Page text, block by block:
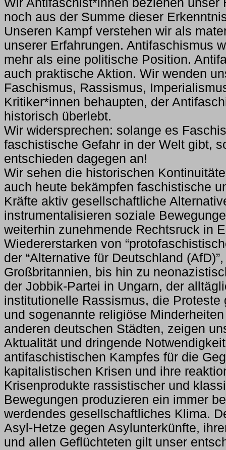
Wir Antifaschist*innen beziehen unser
noch aus der Summe dieser
Unseren Kampf verstehen wir als
unserer Erfahrungen. Antifaschismus
mehr als eine politische Position.
auch praktische Aktion. Wir wenden
Faschismus, Rassismus,
Kritiker*innen behaupten, der
historisch überlebt.
Wir widersprechen: solange es
faschistische Gefahr in der Welt gibt,
entschieden dagegen an!
Wir sehen die historischen
auch heute bekämpfen faschistische
Kräfte aktiv gesellschaftliche
instrumentalisieren soziale
weiterhin zunehmende Rechtsruck in
Wiedererstarken von
der “Alternative für Deutschland
Großbritannien, bis hin zu
der Jobbik-Partei in Ungarn, der
institutionelle Rassismus, die Proteste
und sogenannte religiöse
anderen deutschen Städten, zeigen
Aktualität und dringende
antifaschistischen Kampfes für die
kapitalistischen Krisen und ihre
Krisenprodukte rassistischer und
Bewegungen produzieren ein immer
werdendes gesellschaftliches Klima.
Asyl-Hetze gegen Asylunterkünfte,
und allen Geflüchteten gilt unser